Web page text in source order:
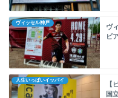
ヴィッセル神戸
ヴ
ビ
人生いっぱいイッパイ
【
国